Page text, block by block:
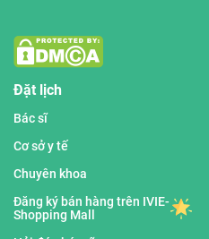
Đặt lịch
Bác sĩ
Cơ sở y tế
Chuyên khoa
Đăng ký bán hàng trên IVIE-
Shopping Mall